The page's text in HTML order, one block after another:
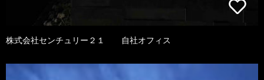
株式会社センチュリー２１ 自社オフィス